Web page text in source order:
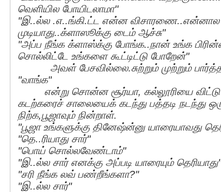
வெளியில போயிடலாமா''
"இ..ல்ல .எ..ங்கி.ட்ட என்ன விசாரணை..என்னால
முடியாது..க்ளாஸூக்கு டைம் ஆச்சு"
"அப்ப நீங்க க்ளாஸ்க்கு போங்க..நான் உங்க
சொல்லிட்டே உங்களை கூட்டிட்டு போறேன்"
அவள் பேசவில்லை.சுற்றும் முற்றும்
"வாங்க"
என்று சொன்ன சூர்யா, கல்லூரியை விட்டு
கடற்கரைச் சாலையைக் கடந்து பத்தடி நடந்து
நிற்க,பூஜாவும் நின்றாள்.
"பூஜா உங்களுக்கு தினேஷ்ன்னு யாரையாவது
"தெ..ரியாது சார்"
"பொய் சொல்லவேண்டாம்"
"இ..ல்ல சார் எனக்கு அப்படி யாரையும் தெரியாது"
"சரி நீங்க லவ் பண்றீங்களா?"
"இ..ல்ல சார்"